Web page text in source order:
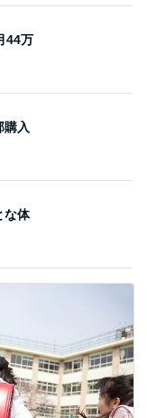
44万
購入
な体